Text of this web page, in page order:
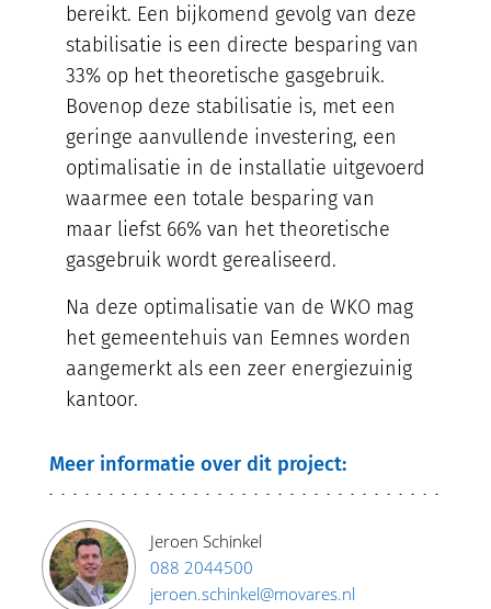
bereikt. Een bijkomend gevolg van deze
stabilisatie is een directe besparing van
33% op het theoretische gasgebruik.
Bovenop deze stabilisatie is, met een
geringe aanvullende investering, een
optimalisatie in de installatie uitgevoerd
waarmee een totale besparing van
maar liefst 66% van het theoretische
gasgebruik wordt gerealiseerd.
Na deze optimalisatie van de WKO mag
het gemeentehuis van Eemnes worden
aangemerkt als een zeer energiezuinig
kantoor.
Meer informatie over dit project:
Jeroen Schinkel
088 2044500
jeroen.schinkel@movares.nl